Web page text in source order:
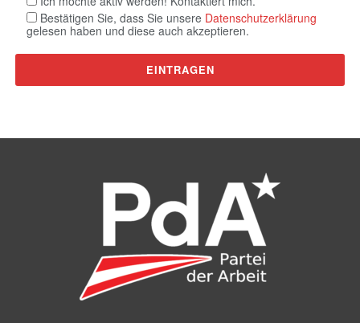
Bestätigen Sie, dass Sie unsere Datenschutzerklärung
gelesen haben und diese auch akzeptieren.